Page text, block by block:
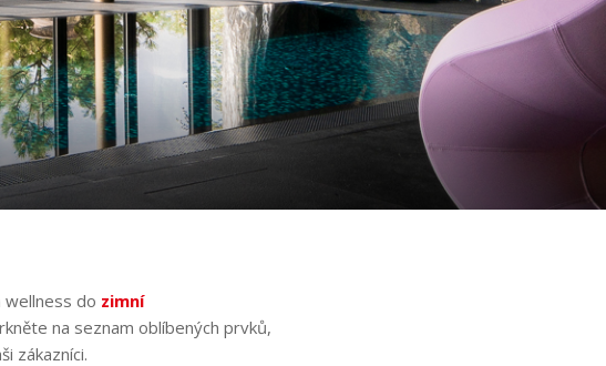
do zimní
na seznam oblíbených prvků,
zákazníci.